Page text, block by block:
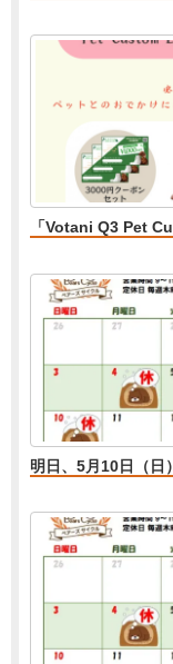
「Votani Q3 Pet
明日、5月10日（日